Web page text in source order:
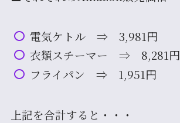
電気ケトル ⇒ 3,981円
衣類スチーマー ⇒ 8,281円
フライパン ⇒ 1,951円
上記を合計すると・・・